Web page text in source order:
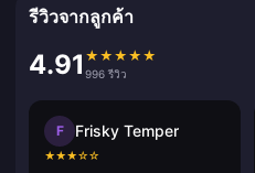
รีวิวจากลูกค้า
4.91 ★ ★ ★ ★ ★
996 รีวิว
F Frisky Temper
★★★☆☆